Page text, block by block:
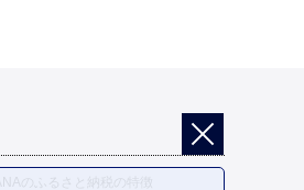
ANAのふるさと納税の特徴